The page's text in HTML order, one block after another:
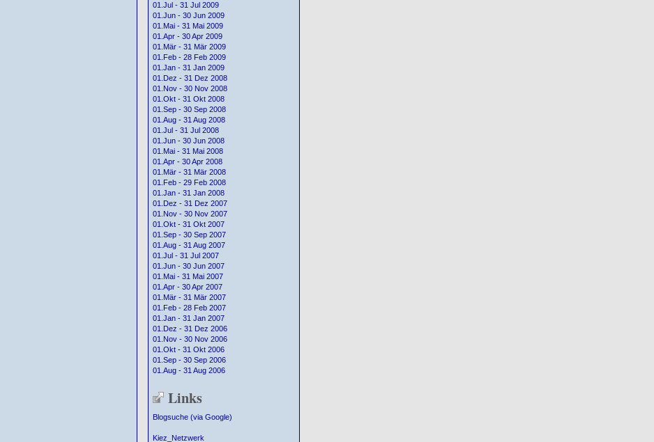
01.Jul - 31 Jul 2009
01.Jun - 30 Jun 2009
01.Mai - 31 Mai 2009
01.Apr - 30 Apr 2009
01.Mär - 31 Mär 2009
01.Feb - 28 Feb 2009
01.Jan - 31 Jan 2009
01.Dez - 31 Dez 2008
01.Nov - 30 Nov 2008
01.Okt - 31 Okt 2008
01.Sep - 30 Sep 2008
01.Aug - 31 Aug 2008
01.Jul - 31 Jul 2008
01.Jun - 30 Jun 2008
01.Mai - 31 Mai 2008
01.Apr - 30 Apr 2008
01.Mär - 31 Mär 2008
01.Feb - 29 Feb 2008
01.Jan - 31 Jan 2008
01.Dez - 31 Dez 2007
01.Nov - 30 Nov 2007
01.Okt - 31 Okt 2007
01.Sep - 30 Sep 2007
01.Aug - 31 Aug 2007
01.Jul - 31 Jul 2007
01.Jun - 30 Jun 2007
01.Mai - 31 Mai 2007
01.Apr - 30 Apr 2007
01.Mär - 31 Mär 2007
01.Feb - 28 Feb 2007
01.Jan - 31 Jan 2007
01.Dez - 31 Dez 2006
01.Nov - 30 Nov 2006
01.Okt - 31 Okt 2006
01.Sep - 30 Sep 2006
01.Aug - 31 Aug 2006
Links
Blogsuche (via Google)
Kiez_Netzwerk